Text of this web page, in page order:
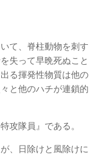
て、脊柱動物を刺す
失って早晩死ぬこと
る揮発性物質は他の
と他のハチが連鎖的
攻隊員』である。
、日除けと風除けに